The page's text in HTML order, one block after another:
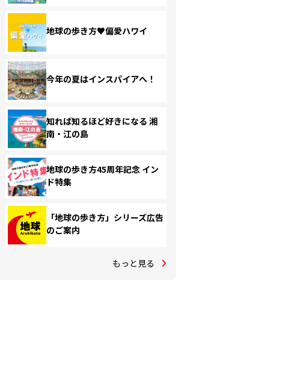
地球の歩き方♥偏愛ハワイ
今年の夏はインスパイアへ！
知れば知るほど好きになる 湘
南・江の島
地球の歩き方45周年記念 イン
ド特集
「地球の歩き方」シリーズ広告
のご案内
もっと見る